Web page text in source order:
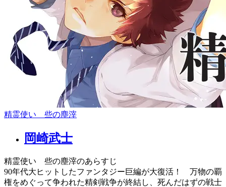
精霊使い 些の塵滓
岡崎武士
精霊使い 些の塵滓のあらすじ
90年代大ヒットしたファンタジー巨編が大復活！ 万物の覇
権をめぐって争われた精剣戦争が終結し、死んだはずの戦士